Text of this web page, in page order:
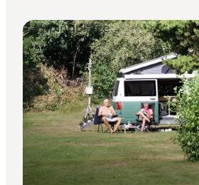
Campingplätze